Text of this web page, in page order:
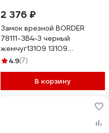
2 376 ₽
Замок врезной BORDER
78111-ЗВ4-3 черный
жемчуг13109 13109
00013109
4.9(7)
В корзину